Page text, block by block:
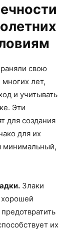
свою
многих лет,
и учитывать
Эти
для создания
для их
минимальный,
Злаки
хорошей
их